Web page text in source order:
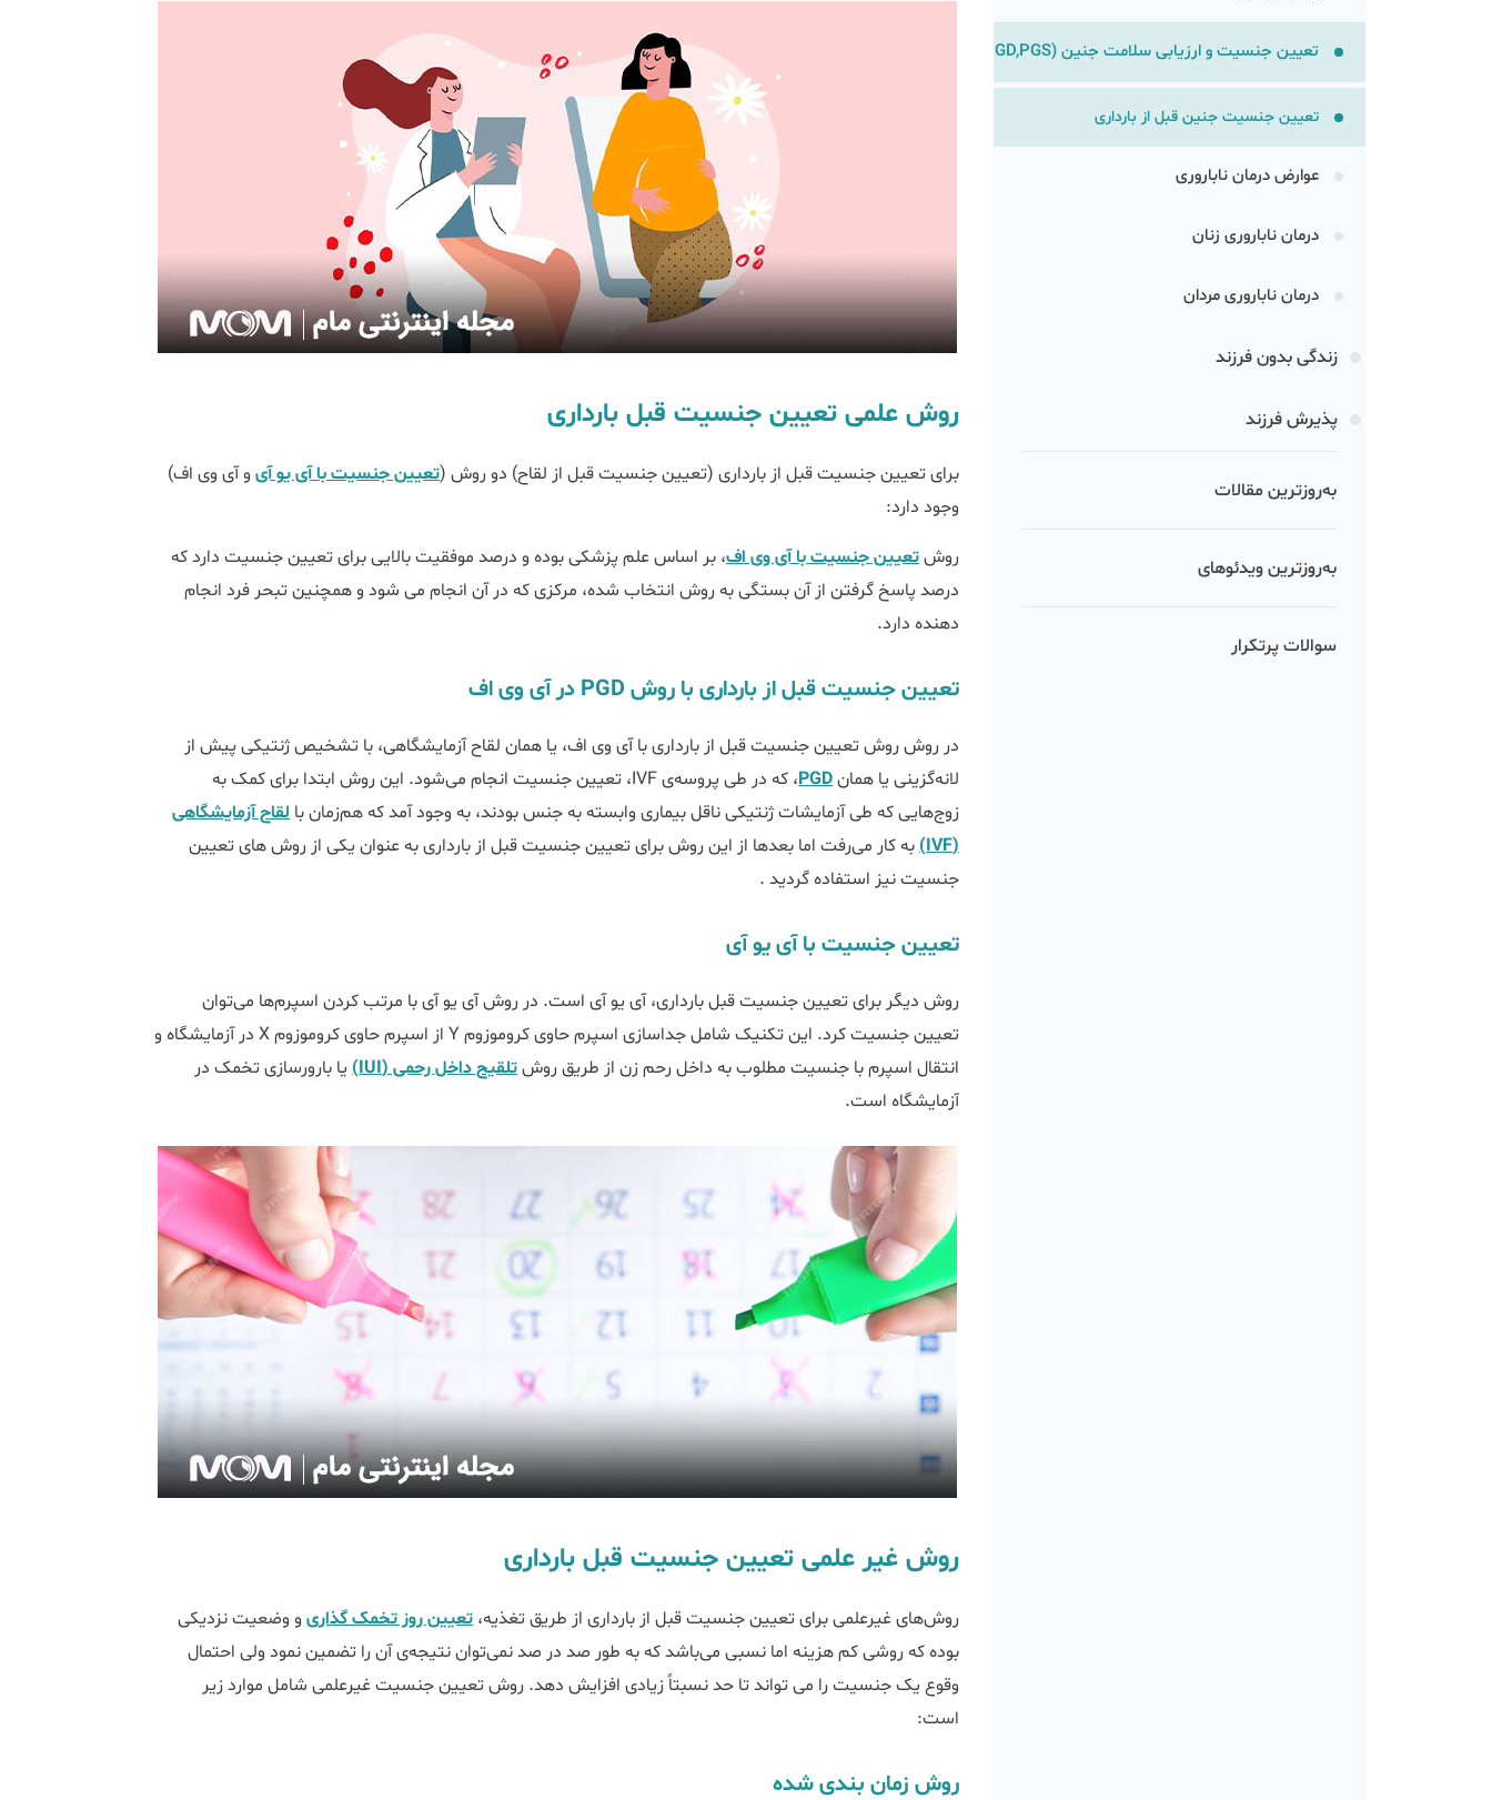
تعیین جنسیت و ارزیابی سلامت جنین (PGD,PGS)
تعیین جنسیت جنین قبل از بارداری
عوارض درمان ناباروری
درمان‌ ناباروری زنان
درمان‌ ناباروری مردان
زندگی بدون فرزند
پذیرش فرزند
به‌روزترین مقالات
به‌روزترین ویدئوهای
سوالات پرتکرار
روش علمی تعیین جنسیت قبل بارداری
برای تعیین جنسیت قبل از بارداری (تعیین جنسیت قبل از لقاح) دو روش (تعیین جنسیت با آی یو آیو آی وی اف)
وجود دارد:
روشتعیین جنسیت با آی وی اف، بر اساس علم پزشکی بوده و درصد موفقیت بالایی برای تعیین جنسیت دارد که
درصد پاسخ گرفتن از آن بستگی به روش انتخاب شده، مرکزی که در آن انجام می شود و همچنین تبحر فرد انجام
دهنده دارد.
تعیین جنسیت قبل از بارداری با روش PGD در آی وی اف
در روش روش تعیین جنسیت قبل از بارداری با آی وی اف، یا همان لقاح آزمایشگاهی، با تشخیص ژنتیکی پیش از
لانه‌گزینی یا همانPGD
، که در طی پروسه‌ی IVF، تعیین جنسیت انجام می‌شود. این روش ابتدا برای کمک به
زوج‌هایی که طی آزمایشات ژنتیکی ناقل بیماری‌ وابسته به جنس بودند، به وجود آمد که هم‌زمان بالقاح آزمایشگاهی
(IVF)
به کار می‌رفت اما بعدها از این روش برای تعیین جنسیت قبل از بارداری به عنوان یکی از روش های تعیین
جنسیت نیز استفاده گردید .
تعیین جنسیت با آی یو آی
روش دیگر برای تعیین جنسیت قبل بارداری، آی یو آی است. در روش آی یو آی با مرتب کردن اسپرم‌ها می‌توان
تعیین جنسیت کرد. این تکنیک شامل جداسازی اسپرم حاوی کروموزوم Y از اسپرم حاوی کروموزوم X در آزمایشگاه و
انتقال اسپرم با جنسیت مطلوب به داخل رحم زن از طریق روشتلقیح داخل رحمی (IUI)
یا بارورسازی تخمک در
آزمایشگاه است.
روش غیر علمی تعیین جنسیت قبل بارداری
روش‌های غیرعلمی برای تعیین جنسیت قبل از بارداری از طریق تغذیه،تعیین روز تخمک گذاریو وضعیت نزدیکی
بوده که روشی کم هزینه اما نسبی می‌باشد که به طور صد در صد نمی‌توان نتیجه‌ی آن را تضمین نمود ولی احتمال
وقوع یک جنسیت را می تواند تا حد نسبتاً زیادی افزایش دهد. روش تعیین جنسیت غیرعلمی شامل موارد زیر
است:
روش زمان بندی شده